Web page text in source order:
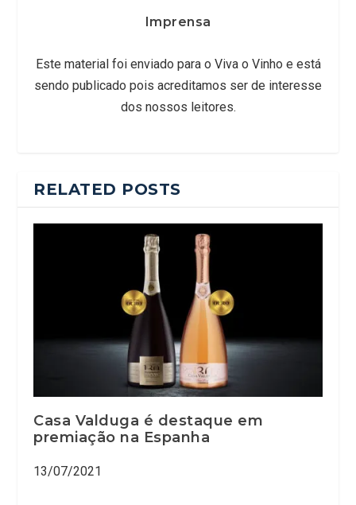
Imprensa
Este material foi enviado para o Viva o Vinho e está
sendo publicado pois acreditamos ser de interesse
dos nossos leitores.
RELATED POSTS
Casa Valduga é destaque em
premiação na Espanha
13/07/2021